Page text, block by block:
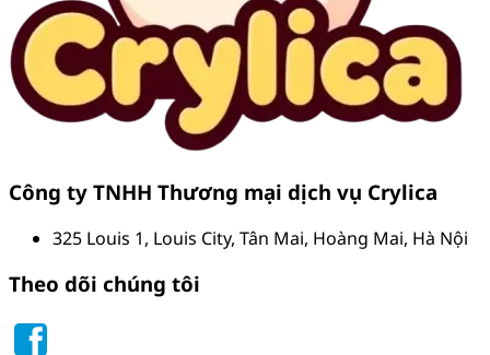
Công ty TNHH Thương mại dịch vụ Crylica
325 Louis 1, Louis City, Tân Mai, Hoàng Mai, Hà Nội
Theo dõi chúng tôi